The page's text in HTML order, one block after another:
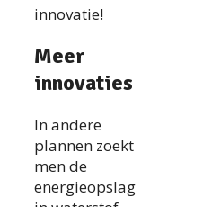
innovatie!
Meer
innovaties
In andere
plannen zoekt
men de
energieopslag